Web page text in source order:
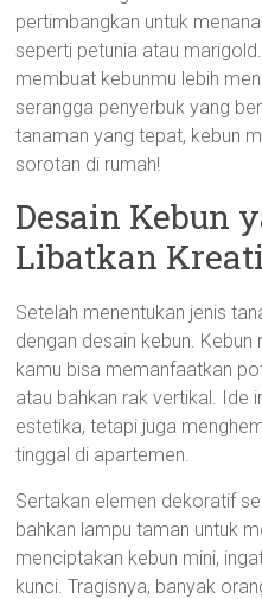
pertimbangkan untuk
seperti petunia atau
membuat kebunmu lebih
serangga penyerbuk yang
tanaman yang tepat, kebun
sorotan di rumah!
Desain Kebun
Libatkan
Setelah menentukan jenis
dengan desain kebun. Kebun
kamu bisa memanfaatkan
atau bahkan rak vertikal. Ide
estetika, tetapi juga
tinggal di apartemen.
Sertakan elemen dekoratif
bahkan lampu taman untuk
menciptakan kebun mini,
kunci. Tragisnya, banyak